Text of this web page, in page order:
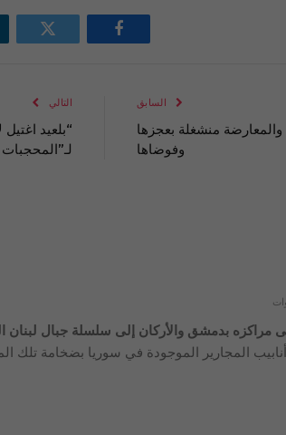
فيسبوك تويتر
السابق
منشغلة بعجزها
وفوضاها
التالي
“بلعيد
مراكزه بدمشق والأركان إلى سلسلة جبال لبنان
المجارير الموجودة في سوريا بضخامة تلك